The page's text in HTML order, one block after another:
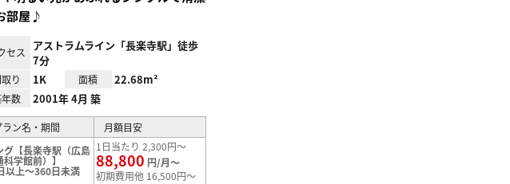
部屋♪
セス
アストラムライン「長楽寺駅」徒歩
7分
り 1K 面積 22.68m²
数 2001年 4月 築
ラン名・期間
月額目安
グ【長楽寺駅（広島
科学館前）】
以上～360日未満
1日当たり 2,300円～
88,800 円/月～
初期費用他 16,500円～